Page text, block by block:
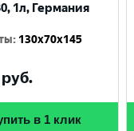
1л, Германия
: 130x70x145
руб.
в 1 клик